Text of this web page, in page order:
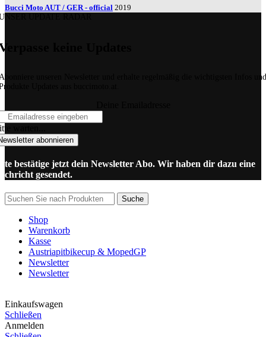
Bucci Moto AUT / GER - official 2019
UPDATE RADAR
keine Updates
unseren Newsletter und erhalte regelmäßig die wichtigsten Infos und
Updates aus buccimoto.at.
warten...
abonnieren
bestätige jetzt dein Newsletter Abo. Wir haben dir dazu eine
gesendet.
Suche
Shop
Warenkorb
Kasse
Austriapitbikecup & MopedGP
Newsletter
Newsletter
Einkaufswagen
Schließen
Anmelden